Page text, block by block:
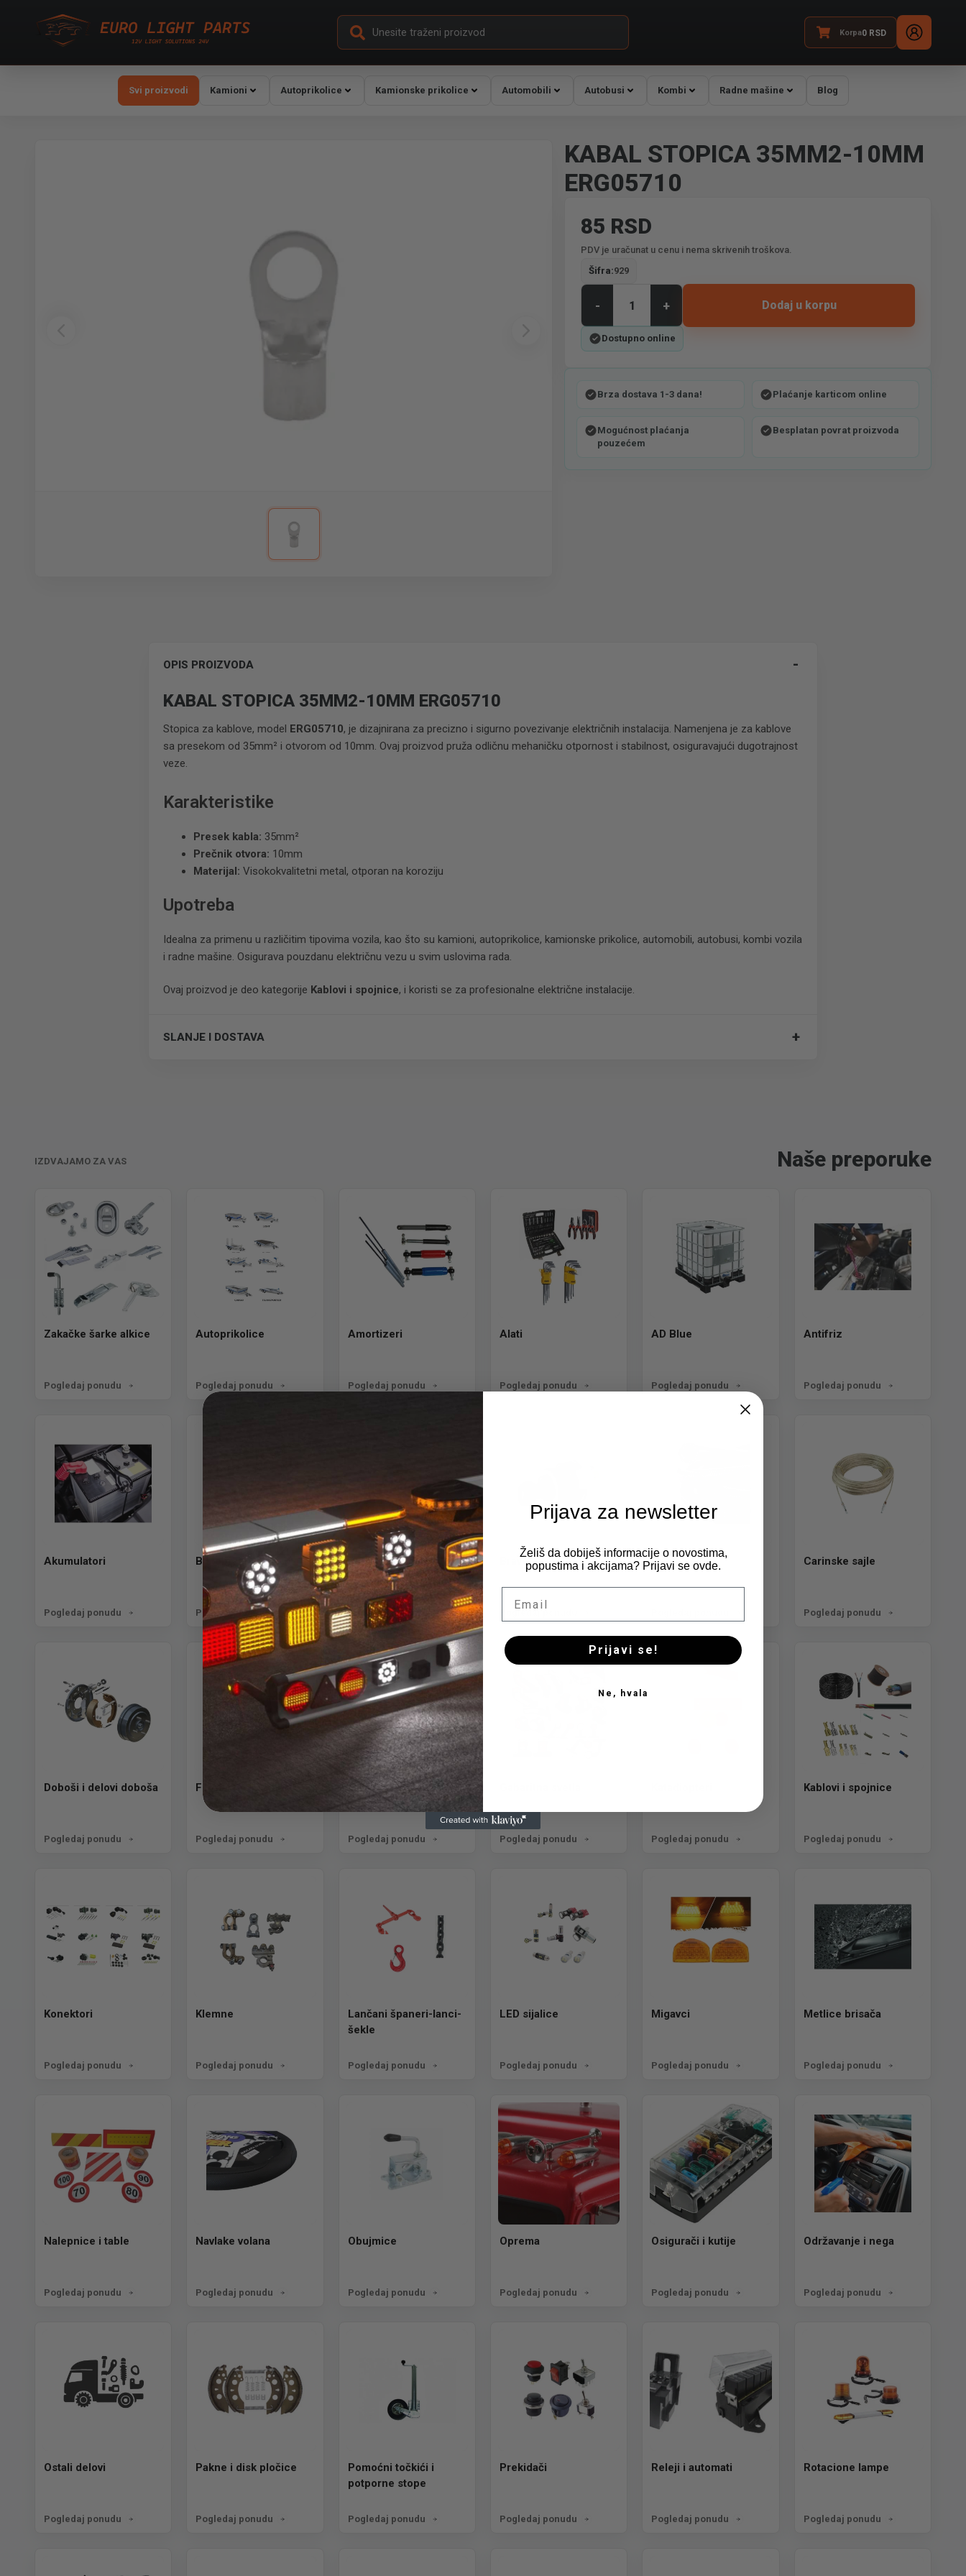
Korpa0RSD
Svi proizvodi Kamioni Autoprikolice Kamionske prikolice Automobili Autobusi Kombi Radne mašine Blog
KABAL STOPICA 35MM2-10MM
ERG05710
85 RSD
PDV je uračunat u cenu i nema skrivenih troškova.
Šifra:929
- + Dodaj u korpu
Dostupno online
Brza dostava 1-3 dana! Plaćanje karticom online
Mogućnost plaćanja
pouzećem
Besplatan povrat proizvoda
OPIS PROIZVODA
KABAL STOPICA 35MM2-10MM ERG05710
Stopica za kablove, model ERG05710, je dizajnirana za precizno i sigurno povezivanje električnih instalacija. Namenjena je za kablove
sa presekom od 35mm² i otvorom od 10mm. Ovaj proizvod pruža odličnu mehaničku otpornost i stabilnost, osiguravajući dugotrajnost
veze.
Karakteristike
Presek kabla: 35mm²
Prečnik otvora: 10mm
Materijal: Visokokvalitetni metal, otporan na koroziju
Upotreba
Idealna za primenu u različitim tipovima vozila, kao što su kamioni, autoprikolice, kamionske prikolice, automobili, autobusi, kombi vozila
i radne mašine. Osigurava pouzdanu električnu vezu u svim uslovima rada.
Ovaj proizvod je deo kategorije Kablovi i spojnice, i koristi se za profesionalne električne instalacije.
-
SLANJE I DOSTAVA +
IZDVAJAMO ZA VAS Naše preporuke
Zakačke šarke alkice
Pogledaj ponudu
Autoprikolice
Pogledaj ponudu
Amortizeri
Pogledaj ponudu
Alati
Pogledaj ponudu
AD Blue
Pogledaj ponudu
Antifriz
Pogledaj ponudu
Akumulatori
Pogledaj ponudu
Blatobrani
Pogledaj ponudu
Bakarne podloške
Pogledaj ponudu
Brave paljenja
Pogledaj ponudu
Creva goriva Carinske sajle
Pogledaj ponudu
Doboši i delovi doboša
Pogledaj ponudu
Felne i točkovi
Pogledaj ponudu
Farovi
Pogledaj ponudu Pogledaj ponudu Pogledaj ponudu
Kablovi i spojnice
Pogledaj ponudu
Konektori
Pogledaj ponudu
Klemne
Pogledaj ponudu
Lančani španeri-lanci-
šekle
Pogledaj ponudu
LED sijalice
Pogledaj ponudu
Migavci
Pogledaj ponudu
Metlice brisača
Pogledaj ponudu
Nalepnice i table
Pogledaj ponudu
Navlake volana
Pogledaj ponudu
Obujmice
Pogledaj ponudu
Oprema
Pogledaj ponudu
Osigurači i kutije
Pogledaj ponudu
Održavanje i nega
Pogledaj ponudu
Ostali delovi
Pogledaj ponudu
Pakne i disk pločice
Pogledaj ponudu
Pomoćni točkići i
potporne stope
Pogledaj ponudu
Prekidači
Pogledaj ponudu
Releji i automati
Pogledaj ponudu
Rotacione lampe
Pogledaj ponudu
Prijava za newsletter
Želiš da dobiješ informacije o novostima,
popustima i akcijama? Prijavi se ovde.
Prijavi se!
Ne, hvala